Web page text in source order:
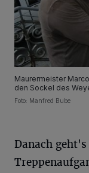
Maurermeister
den Sockel des
Foto: Manfred Bube
Danach